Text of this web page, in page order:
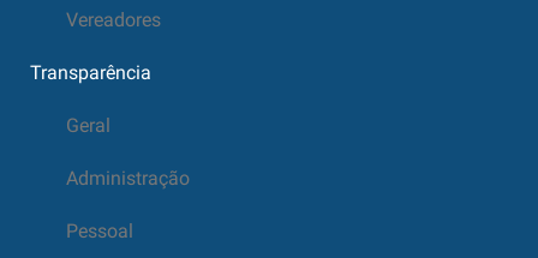
Vereadores
Transparência
Geral
Administração
Pessoal